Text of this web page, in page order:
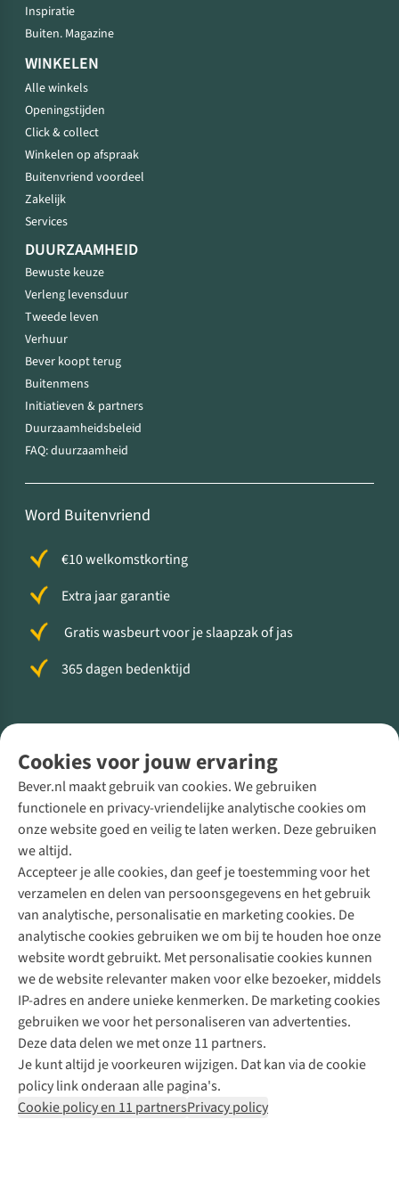
Cookies voor jouw ervaring
Bever.nl maakt gebruik van cookies. We gebruiken
functionele en privacy-vriendelijke analytische cookies om
onze website goed en veilig te laten werken. Deze gebruiken
we altijd.
Accepteer je alle cookies, dan geef je toestemming voor het
verzamelen en delen van persoonsgegevens en het gebruik
van analytische, personalisatie en marketing cookies. De
analytische cookies gebruiken we om bij te houden hoe onze
website wordt gebruikt. Met personalisatie cookies kunnen
we de website relevanter maken voor elke bezoeker, middels
IP-adres en andere unieke kenmerken. De marketing cookies
gebruiken we voor het personaliseren van advertenties.
Deze data delen we met onze 11 partners.
Je kunt altijd je voorkeuren wijzigen. Dat kan via de cookie
policy link onderaan alle pagina's.
Cookie policy en 11 partnersPrivacy policy
Inspiratie
Buiten. Magazine
WINKELEN
Alle winkels
Openingstijden
Click & collect
Winkelen op afspraak
Buitenvriend voordeel
Zakelijk
Services
DUURZAAMHEID
Bewuste keuze
Verleng levensduur
Tweede leven
Verhuur
Bever koopt terug
Buitenmens
Initiatieven & partners
Duurzaamheidsbeleid
FAQ: duurzaamheid
Word Buitenvriend
€10 welkomstkorting
Extra jaar garantie
Gratis wasbeurt voor je slaapzak of jas
365 dagen bedenktijd
Direct advies van een Buitenexpert
+31 (0)85 888 50 88
+31 6 12 28 49 80
Contactformulier